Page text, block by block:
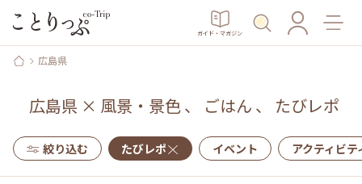
ガイド・マガジン
広島県
広島県 × 風景・景色、 ごはん 、 たびレポ
絞り込む たびレポ イベント アクティビテ